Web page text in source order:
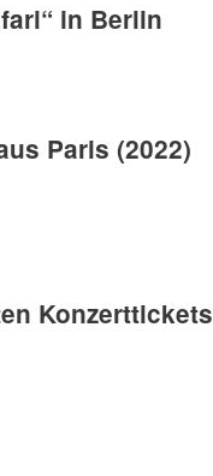
in Berlin
Paris (2022)
Konzerttickets